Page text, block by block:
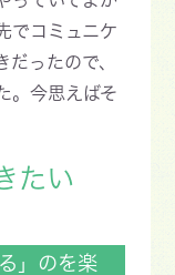
でコミュニケ
ったので、
。今思えばそ
たい
」のを楽